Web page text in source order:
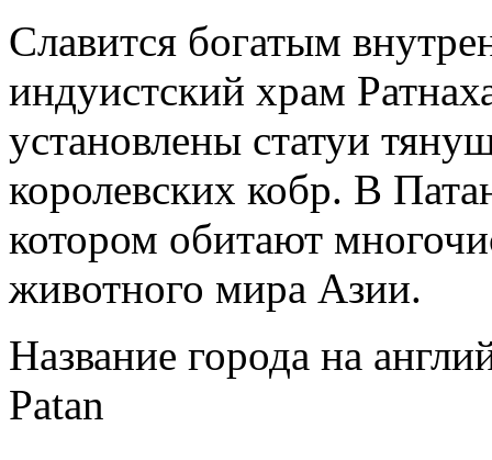
Славится богатым
индуистский храм
установлены статуи
королевских кобр. В
котором обитают
животного мира Азии.
Название города на
Patan